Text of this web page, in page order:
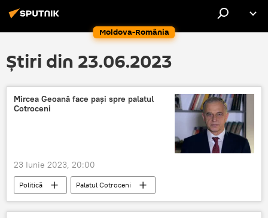
Moldova-România
Știri din 23.06.2023
Mircea Geoană face pași spre palatul
Cotroceni
23 Iunie 2023, 20:00
Politică
Palatul Cotroceni
Mircea Geoană